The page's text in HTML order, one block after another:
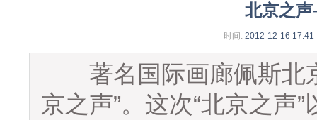
北京之
时间: 2012-12-16 17:41
著名国际画廊佩斯北
京之声”。这次“北京之声